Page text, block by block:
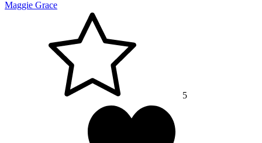
Maggie Grace
5